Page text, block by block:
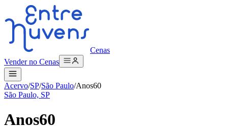
Cenas
Vender no Cenas
Acervo/SP/São Paulo/Anos60
São Paulo, SP
Anos60